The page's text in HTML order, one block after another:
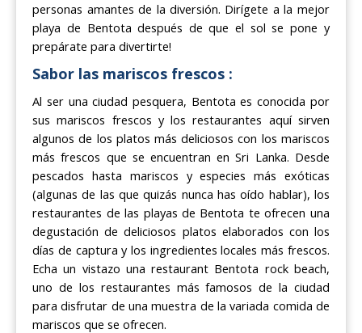
personas amantes de la diversión. Dirígete a la mejor
playa de Bentota después de que el sol se pone y
prepárate para divertirte!
Sabor las mariscos frescos :
Al ser una ciudad pesquera, Bentota es conocida por
sus mariscos frescos y los restaurantes aquí sirven
algunos de los platos más deliciosos con los mariscos
más frescos que se encuentran en Sri Lanka. Desde
pescados hasta mariscos y especies más exóticas
(algunas de las que quizás nunca has oído hablar), los
restaurantes de las playas de Bentota te ofrecen una
degustación de deliciosos platos elaborados con los
días de captura y los ingredientes locales más frescos.
Echa un vistazo una restaurant Bentota rock beach,
uno de los restaurantes más famosos de la ciudad
para disfrutar de una muestra de la variada comida de
mariscos que se ofrecen.